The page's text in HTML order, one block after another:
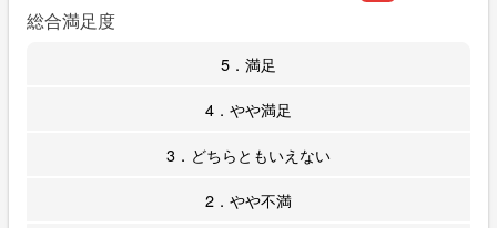
総合満足度
5．満足
4．やや満足
3．どちらともいえない
2．やや不満